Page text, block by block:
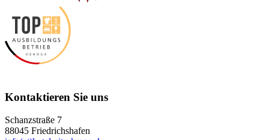
Kontaktieren Sie uns
Schanzstraße 7
88045 Friedrichshafen